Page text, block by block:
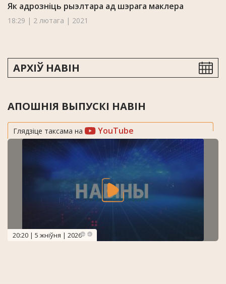
Як адрозніць рыэлтара ад шэрага маклера
18:29 | 2 лютага | 2021
АРХІЎ НАВІН
АПОШНІЯ ВЫПУСКІ НАВІН
Глядзіце таксама на YouTube
20:20 | 5 жніўня | 2026